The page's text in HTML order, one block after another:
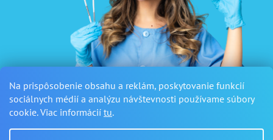
Na prispôsobenie obsahu a reklám, poskytovanie funkcií
sociálnych médií a analýzu návštevnosti používame súbory
cookie. Viac informácií tu.